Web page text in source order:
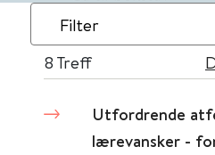
Filter
8 Treff
Utfordrende
lærevansker -